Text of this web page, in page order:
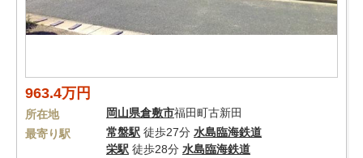
963.4万円
所在地 岡山県倉敷市福田町古新田
最寄り駅
常盤駅 徒歩27分 水島臨海鉄道
栄駅 徒歩28分 水島臨海鉄道